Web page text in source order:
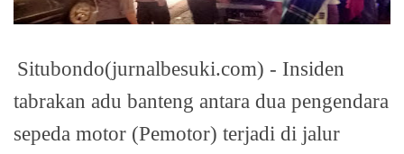
Situbondo(jurnalbesuki.com) - Insiden
tabrakan adu banteng antara dua pengendara
sepeda motor (Pemotor) terjadi di jalur